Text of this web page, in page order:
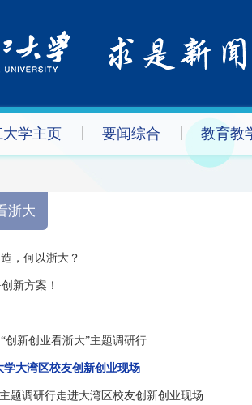
学主页 要闻综合 教育教
浙大
，何以浙大？
新方案！
创新创业看浙大”主题调研行
大湾区校友创新创业现场
题调研行走进大湾区校友创新创业现场